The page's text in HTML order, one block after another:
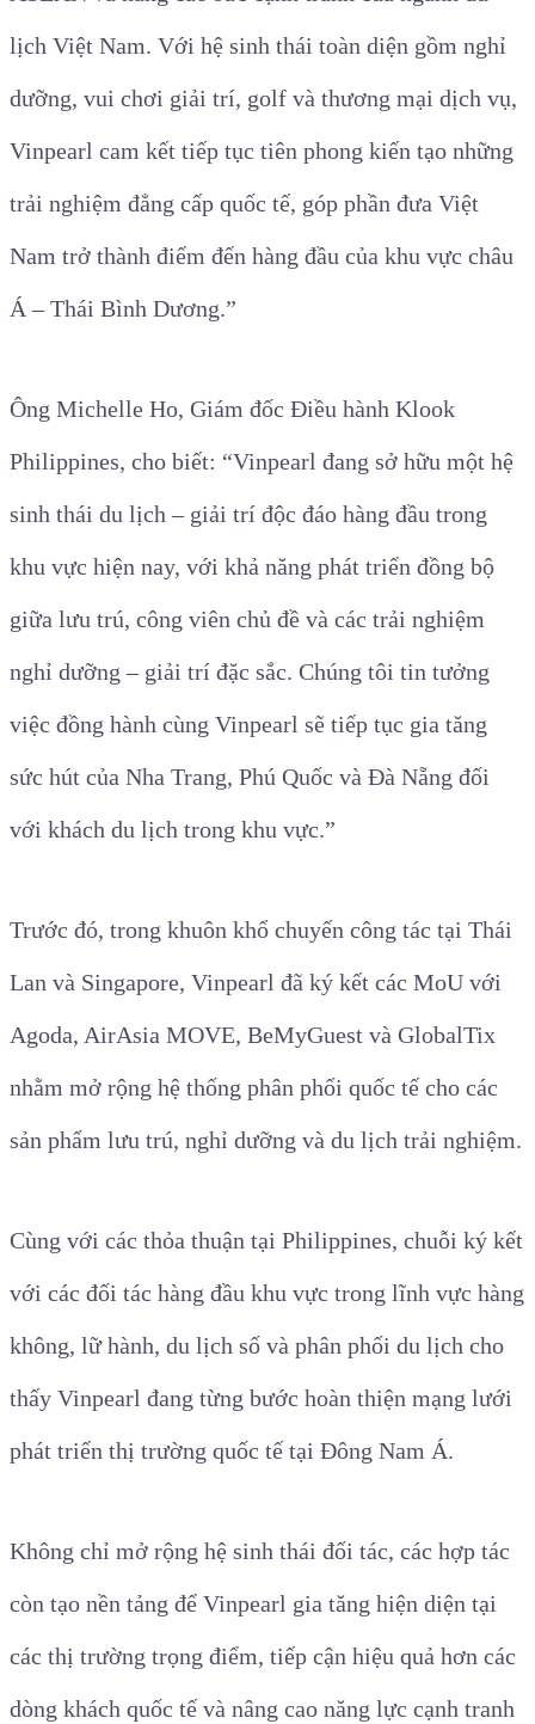
lịch Việt Nam. Với hệ sinh thái toàn diện gồm nghỉ
dưỡng, vui chơi giải trí, golf và thương mại dịch vụ,
Vinpearl cam kết tiếp tục tiên phong kiến tạo những
trải nghiệm đẳng cấp quốc tế, góp phần đưa Việt
Nam trở thành điểm đến hàng đầu của khu vực châu
Á – Thái Bình Dương.”
Ông Michelle Ho, Giám đốc Điều hành Klook
Philippines, cho biết: “Vinpearl đang sở hữu một hệ
sinh thái du lịch – giải trí độc đáo hàng đầu trong
khu vực hiện nay, với khả năng phát triển đồng bộ
giữa lưu trú, công viên chủ đề và các trải nghiệm
nghỉ dưỡng – giải trí đặc sắc. Chúng tôi tin tưởng
việc đồng hành cùng Vinpearl sẽ tiếp tục gia tăng
sức hút của Nha Trang, Phú Quốc và Đà Nẵng đối
với khách du lịch trong khu vực.”
Trước đó, trong khuôn khổ chuyến công tác tại Thái
Lan và Singapore, Vinpearl đã ký kết các MoU với
Agoda, AirAsia MOVE, BeMyGuest và GlobalTix
nhằm mở rộng hệ thống phân phối quốc tế cho các
sản phẩm lưu trú, nghỉ dưỡng và du lịch trải nghiệm.
Cùng với các thỏa thuận tại Philippines, chuỗi ký kết
với các đối tác hàng đầu khu vực trong lĩnh vực hàng
không, lữ hành, du lịch số và phân phối du lịch cho
thấy Vinpearl đang từng bước hoàn thiện mạng lưới
phát triển thị trường quốc tế tại Đông Nam Á.
Không chỉ mở rộng hệ sinh thái đối tác, các hợp tác
còn tạo nền tảng để Vinpearl gia tăng hiện diện tại
các thị trường trọng điểm, tiếp cận hiệu quả hơn các
dòng khách quốc tế và nâng cao năng lực cạnh tranh